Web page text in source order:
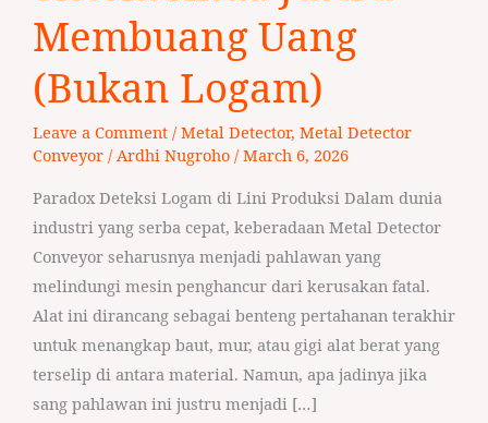
Membuang Uang
(Bukan Logam)
Leave a Comment / Metal Detector, Metal Detector
Conveyor/ Ardhi Nugroho / March 6, 2026
Paradox Deteksi Logam di Lini Produksi Dalam dunia
industri yang serba cepat, keberadaan Metal Detector
Conveyor seharusnya menjadi pahlawan yang
melindungi mesin penghancur dari kerusakan fatal.
Alat ini dirancang sebagai benteng pertahanan terakhir
untuk menangkap baut, mur, atau gigi alat berat yang
terselip di antara material. Namun, apa jadinya jika
sang pahlawan ini justru menjadi […]
Anda
Justru
Membuang
Uang
(Bukan
Logam)